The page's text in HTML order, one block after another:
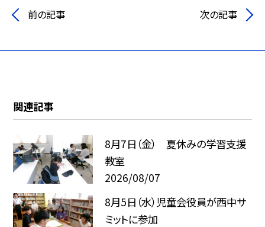
前の記事 次の記事
関連記事
8月7日（金） 夏休みの学習支援
教室
2026/08/07
8月5日（水）児童会役員が西中サ
ミットに参加